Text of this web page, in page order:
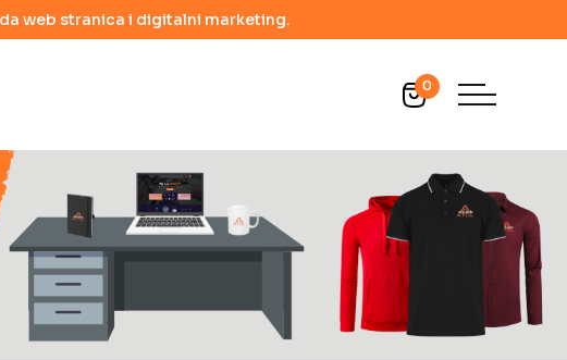
web stranica i digitalni marketing.
0